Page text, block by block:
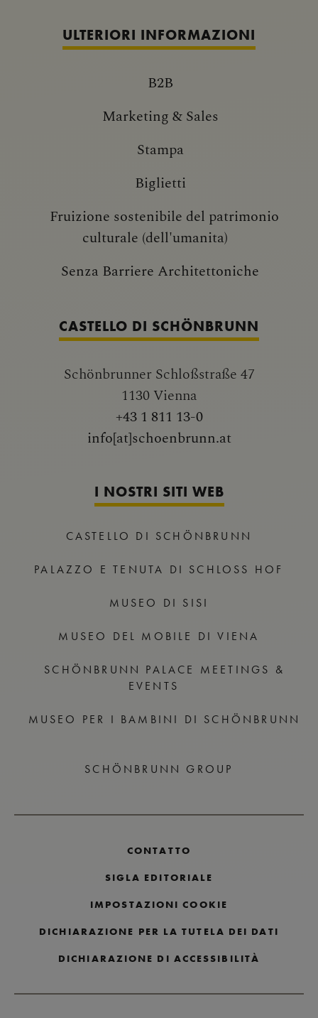
ULTERIORI INFORMAZIONI
B2B
Marketing & Sales
Stampa
Biglietti
Fruizione sostenibile del patrimonio
culturale (dell'umanita)
Senza Barriere Architettoniche
CASTELLO DI SCHÖNBRUNN
Schönbrunner Schloßstraße 47
1130 Vienna
+43 1 811 13-0
info[at]schoenbrunn.at
I NOSTRI SITI WEB
CASTELLO DI SCHÖNBRUNN
PALAZZO E TENUTA DI SCHLOSS HOF
MUSEO DI SISI
MUSEO DEL MOBILE DI VIENA
SCHÖNBRUNN PALACE MEETINGS &
EVENTS
MUSEO PER I BAMBINI DI SCHÖNBRUNN
SCHÖNBRUNN GROUP
CONTATTO
SIGLA EDITORIALE
IMPOSTAZIONI COOKIE
DICHIARAZIONE PER LA TUTELA DEI DATI
DICHIARAZIONE DI ACCESSIBILITÀ